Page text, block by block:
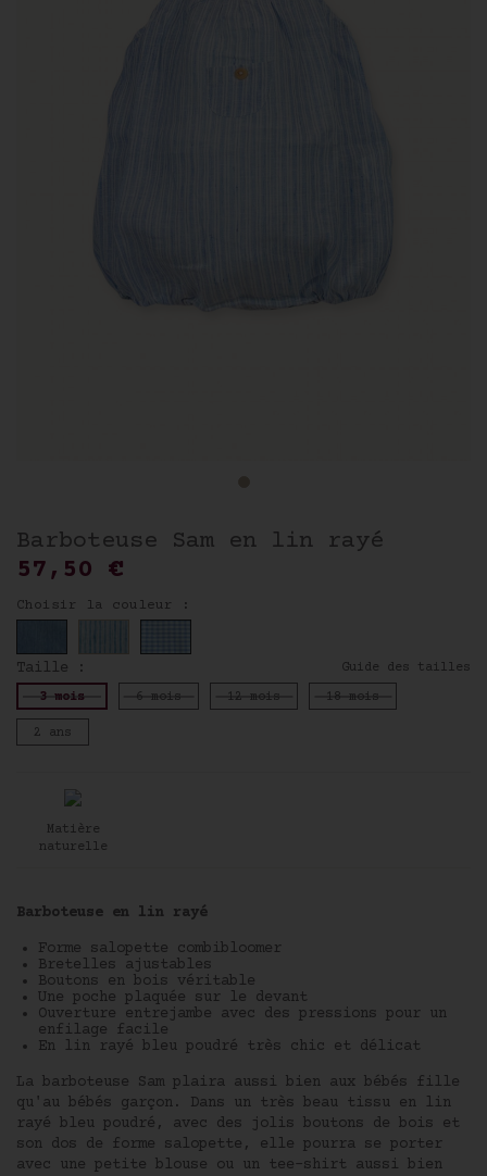
Barboteuse Sam en lin rayé
57,50 €
Choisir la couleur :
Taille : Guide des tailles
3 mois 6 mois 12 mois 18 mois
2 ans
Matière
naturelle
Barboteuse en lin rayé
Forme salopette combibloomer
Bretelles ajustables
Boutons en bois véritable
Une poche plaquée sur le devant
Ouverture entrejambe avec des pressions pour un
enfilage facile
En lin rayé bleu poudré très chic et délicat
La barboteuse Sam plaira aussi bien aux bébés fille
qu'au bébés garçon. Dans un très beau tissu en lin
rayé bleu poudré, avec des jolis boutons de bois et
son dos de forme salopette, elle pourra se porter
avec une petite blouse ou un tee-shirt aussi bien